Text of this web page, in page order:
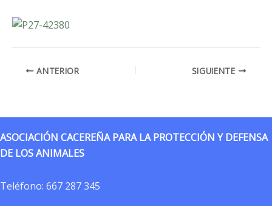
ANTERIOR SIGUIENTE
ASOCIACIÓN CACEREÑA PARA LA PROTECCIÓN Y DEFENSA
DE LOS ANIMALES
Teléfono: 667 287 345